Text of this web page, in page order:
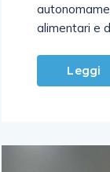
alimentari e
Leggi